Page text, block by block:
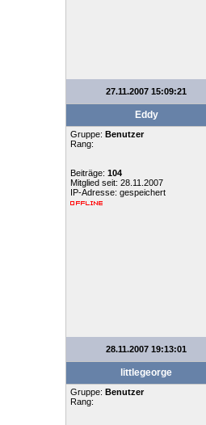
27.11.2007 15:09:21
Eddy
Gruppe: Benutzer
Rang:
Beiträge: 104
Mitglied seit: 28.11.2007
IP-Adresse: gespeichert
28.11.2007 19:13:01
littlegeorge
Gruppe: Benutzer
Rang: